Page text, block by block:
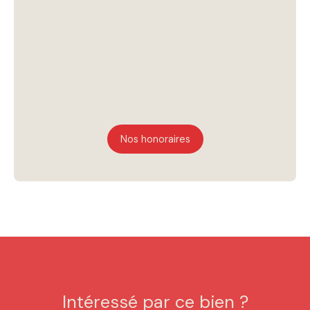
Nos honoraires
Intéressé par ce bien ?